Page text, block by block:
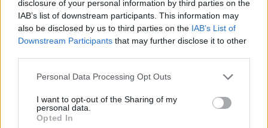
disclosure of your personal information by third parties on the
IAB’s list of downstream participants. This information may
also be disclosed by us to third parties on the IAB’s List of
Downstream Participants that may further disclose it to other
Personal Data Processing Opt Outs
I want to opt-out of the Sharing of my
personal data.
Opted In
Διονύσης Αντωνέλλος
Δημοσιογράφος με εμπειρία σε blogging, ραδιόφωνο και
τηλεόραση. Εξειδίκευση στα ελληνοτουρκικά, τον
Ολυμπιακό και τον στίβο, με ρεπορτάζ και αναλύσεις από